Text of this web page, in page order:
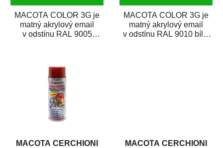
MACOTA COLOR 3G je
matný akrylový email
v odstínu RAL 9005
MACOTA COLOR 3G je
matný akrylový email
v odstínu RAL 9010 bílá.
MACOTA CERCHIONI
MACOTA CERCHIONI